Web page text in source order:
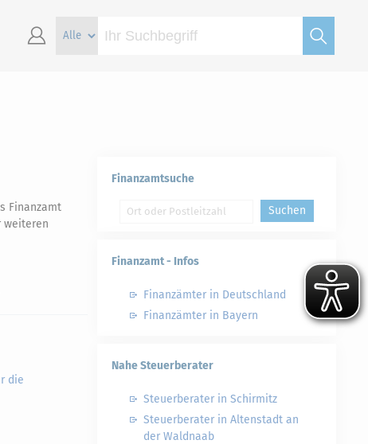
Finanzamt
weiteren
die
Finanzamtsuche
Suchen
Finanzamt - Infos
Finanzämter in Deutschland
Finanzämter in Bayern
Nahe Steuerberater
Steuerberater in Schirmitz
Steuerberater in Altenstadt an
der Waldnaab